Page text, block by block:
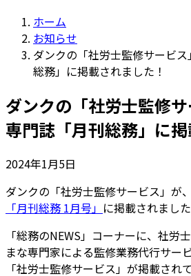
ホーム
お知らせ
ダンクの「社労士監修サービ
総務」に掲載されました！
ダンクの「社労士監修
専門誌「月刊総務」に掲
2024年1月5日
ダンクの「社労士監修サービス」が
「月刊総務 1月号」 に掲載されました
「総務のNEWS」コーナーに、社労
まな専門家による監修業務代行サー
「社労士監修サービス」が掲載され